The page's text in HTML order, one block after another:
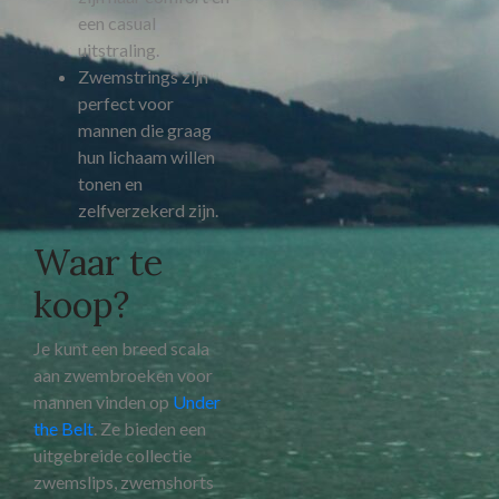
een casual
uitstraling.
Zwemstrings zijn
perfect voor
mannen die graag
hun lichaam willen
tonen en
zelfverzekerd zijn.
Waar te
koop?
Je kunt een breed scala
aan zwembroeken voor
mannen vinden op Under
the Belt . Ze bieden een
uitgebreide collectie
zwemslips, zwemshorts